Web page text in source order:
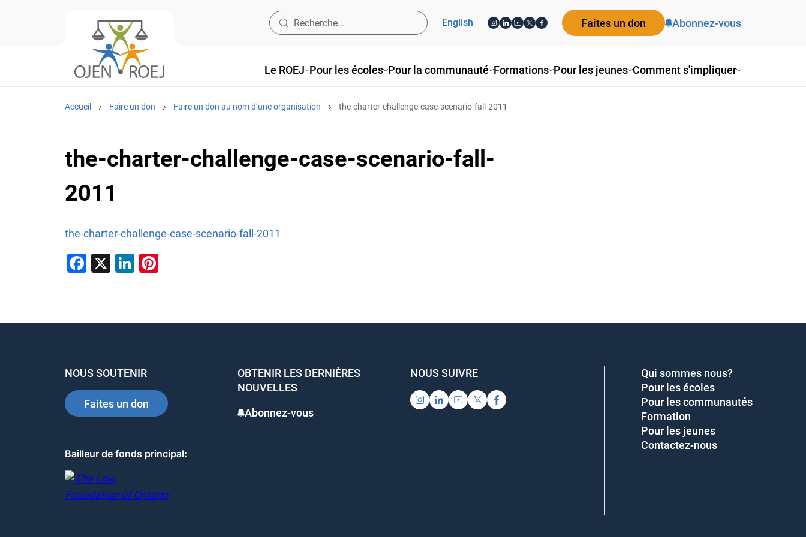
Le ROEJ Pour les écoles Pour la communauté Formations Pour les jeunes Comment s'impliquer
English Faites un don Abonnez-vous
Accueil Faire un don Faire un don au nom d’une organisation the-charter-challenge-case-scenario-fall-2011
the-charter-challenge-case-scenario-fall-
2011
the-charter-challenge-case-scenario-fall-2011
F
e
o
k
X
Li
e
e
NOUS SOUTENIR
Faites un don
OBTENIR LES DERNIÈRES
NOUVELLES
Abonnez-vous
NOUS SUIVRE
Bailleur de fonds principal:
Qui sommes nous?
Pour les écoles
Pour les communautés
Formation
Pour les jeunes
Contactez-nous